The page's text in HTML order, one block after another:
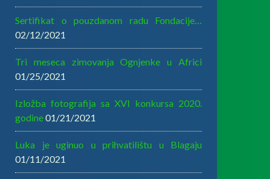
Sertifikat o pouzdanom radu Fondacije…
02/12/2021
Tri meseca zimovanja Ognjenke u Africi
01/25/2021
Izložba fotografija sa XVI konkursa 2020.
godine01/21/2021
Luka je uginuo u prihvatilištu u Blagaju
01/11/2021